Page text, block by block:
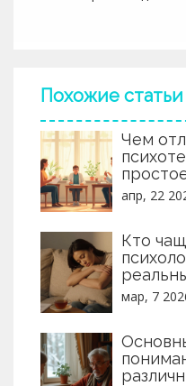
Обсудим шаги,
— только конкретика.
Похожие статьи
Чем
апр, 22
Кто
мар, 7